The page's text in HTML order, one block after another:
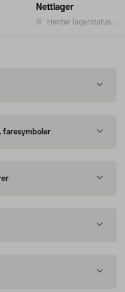
Nettlager
Henter lagerstatus...
faresymboler